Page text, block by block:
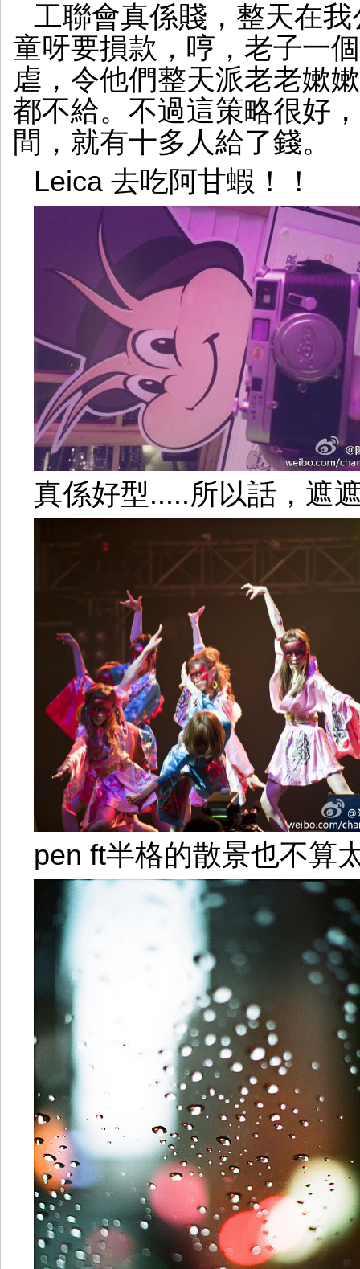
工聯會真係賤，整天在
童呀要損款，哼，老子一
虐，令他們整天派老老嫰
都不給。不過這策略很好
間，就有十多人給了錢。
Leica 去吃阿甘蝦！！
真係好型.....所以話，遮
pen ft半格的散景也不算